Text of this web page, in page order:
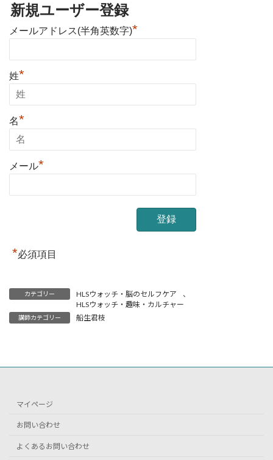
新規ユーザー登録
メールアドレス(半角英数字)*
姓*
名*
メール*
*必須項目
カテゴリー HLSウォッチ・脳のセルフケア
、
HLSウォッチ・趣味・カルチャー
講師カテゴリー 船生君枝
マイページ
お問い合わせ
よくあるお問い合わせ